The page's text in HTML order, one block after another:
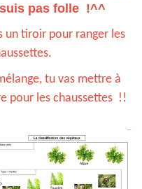
pas folle !^^
un tiroir pour ranger les
tu vas mettre à
pour les chaussettes !!